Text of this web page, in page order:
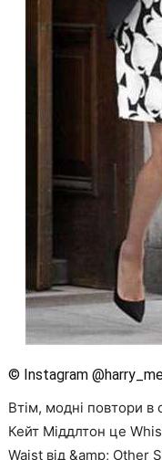
© Instagram
Втім, модні повтори в
Кейт Міддлтон це
Waist від &amp; Other